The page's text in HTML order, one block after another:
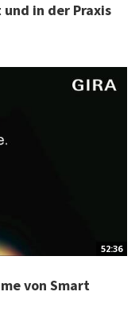
in der Praxis
52:36
von Smart